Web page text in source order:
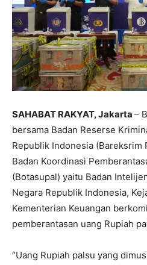
SAHABAT RAKYAT, Jakarta –
bersama Badan Reserse
Republik Indonesia
Badan Koordinasi
(Botasupal) yaitu Badan
Negara Republik Indonesia,
Kementerian Keuangan
pemberantasan uang Rupiah
“Uang Rupiah palsu yang